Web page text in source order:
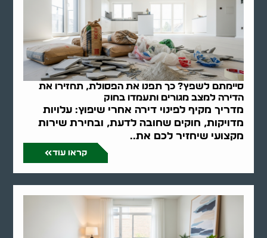
סיימתם לשפץ? כך תפנו את הפסולת, תחזירו את
הדירה למצב מגורים ותעמדו בחוק
מדריך מקיף לפינוי דירה אחרי שיפוץ: עלויות
מדויקות, חוקים שחובה לדעת, ובחירת שירות
מקצועי שיחזיר לכם את..
קראו עוד